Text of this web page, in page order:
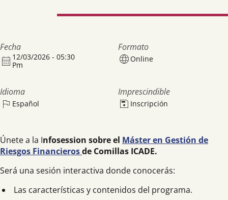
Fecha
12/03/2026 - 05:30
Pm
Formato
Online
Idioma
Español
Imprescindible
Inscripción
Únete a la Infosession sobre el Máster en Gestión de
Riesgos Financierosde Comillas ICADE.
Será una sesión interactiva donde conocerás:
Las características y contenidos del programa.